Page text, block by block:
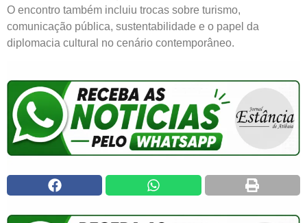
O encontro também incluiu trocas sobre turismo,
comunicação pública, sustentabilidade e o papel da
diplomacia cultural no cenário contemporâneo.